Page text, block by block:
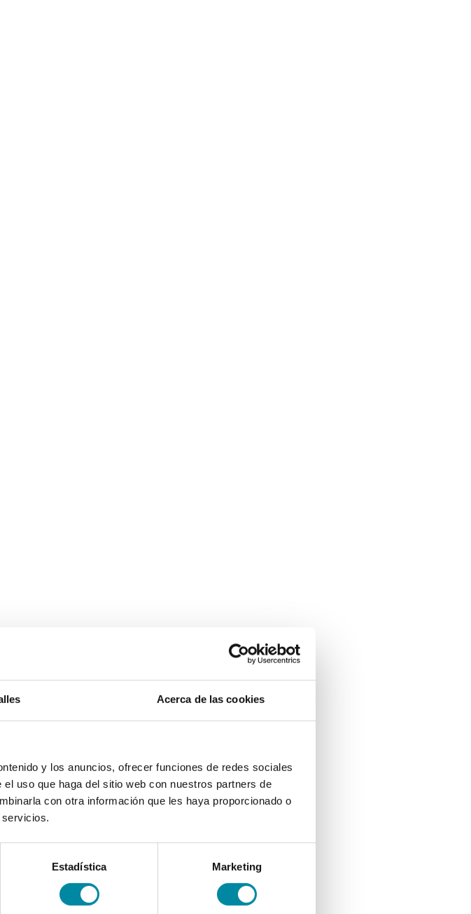
Acerca de las cookies
y los anuncios, ofrecer funciones de redes sociales
uso que haga del sitio web con nuestros partners de
con otra información que les haya proporcionado o
Estadística Marketing